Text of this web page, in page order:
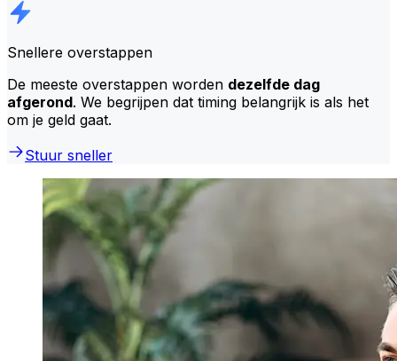
Snellere overstappen
De meeste overstappen worden dezelfde dag
afgerond. We begrijpen dat timing belangrijk is als het
om je geld gaat.
Stuur sneller